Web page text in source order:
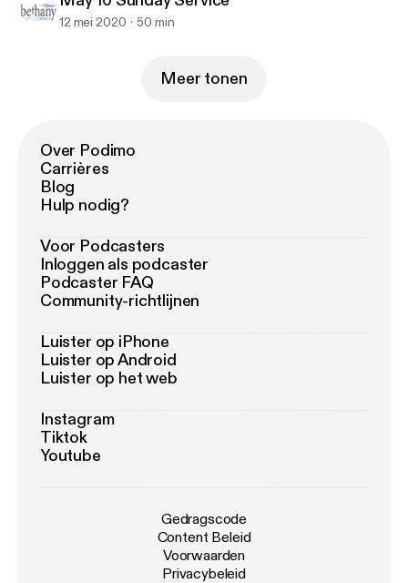
12 mei 2020 50 min
Meer tonen
Over Podimo
Carrières
Blog
Hulp nodig?
Voor Podcasters
Inloggen als podcaster
Podcaster FAQ
Community-richtlijnen
Luister op iPhone
Luister op Android
Luister op het web
Instagram
Tiktok
Youtube
Gedragscode
Content Beleid
Voorwaarden
Privacybeleid